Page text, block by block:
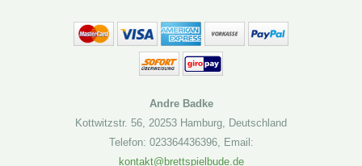
Andre Badke
Kottwitzstr. 56 20253 Hamburg Deutschland
Telefon: 023364436396, Email:
kontakt@brettspielbude.de